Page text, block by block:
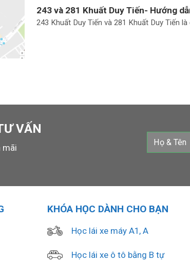
243 và 281 Khuất Duy Tiến- Hướng
243 Khuất Duy Tiến và 281 Khuất Duy Tiến
VẤN
mãi
KHÓA HỌC DÀNH CHO BẠN
Học lái xe máy A1, A
Học lái xe ô tô bằng B tự